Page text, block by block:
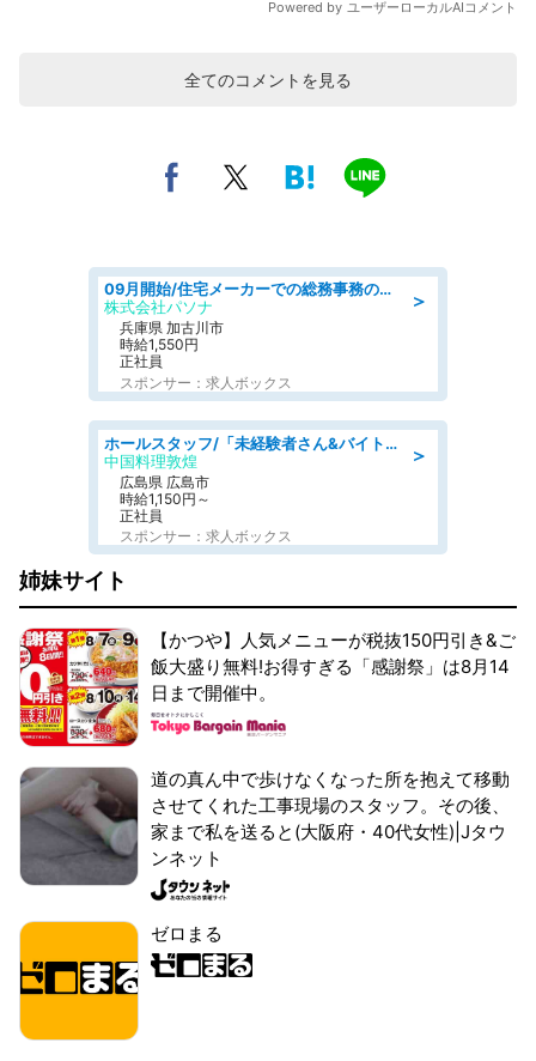
全てのコメントを見る
＞
09月開始/住宅メーカーでの総務事務のお仕事/駅近/車通勤可/一般事務/人事労務
株式会社パソナ
兵庫県 加古川市
時給1,550円
正社員
スポンサー：求人ボックス
＞
ホールスタッフ/「未経験者さん&バイトデビューも大歓迎」残業ほぼなし×1日3時間〜勤務OK!フォロー体制も充実/広島県/広島市南区
中国料理敦煌
広島県 広島市
時給1,150円～
正社員
スポンサー：求人ボックス
姉妹サイト
【かつや】人気メニューが税抜150円引き&ご
飯大盛り無料!お得すぎる「感謝祭」は8月14
日まで開催中。
道の真ん中で歩けなくなった所を抱えて移動
させてくれた工事現場のスタッフ。その後、
家まで私を送ると(大阪府・40代女性)|Jタウ
ンネット
ゼロまる